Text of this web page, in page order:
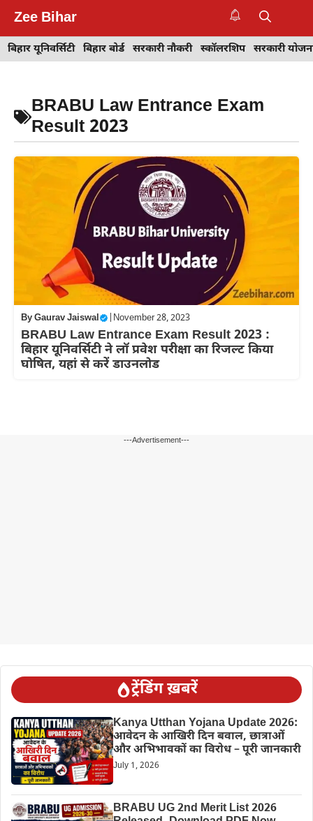
content
Zee Bihar
बिहार यूनिवर्सिटी बिहार बोर्ड सरकारी नौकरी स्कॉलरशिप सरकारी
BRABU Law Entrance Exam
Result 2023
ByGaurav Jaiswal November 28, 2023
BRABU Law Entrance Exam Result 2023 :
बिहार यूनिवर्सिटी ने लॉ प्रवेश परीक्षा का रिजल्ट किया
घोषित, यहां से करें डाउनलोड
---Advertisement---
ट्रेंडिंग ख़बरें
Kanya Utthan Yojana Update 2026:
आवेदन के आखिरी दिन बवाल, छात्राओं
और अभिभावकों का विरोध – पूरी जानकारी
July 1, 2026
BRABU UG 2nd Merit List 2026